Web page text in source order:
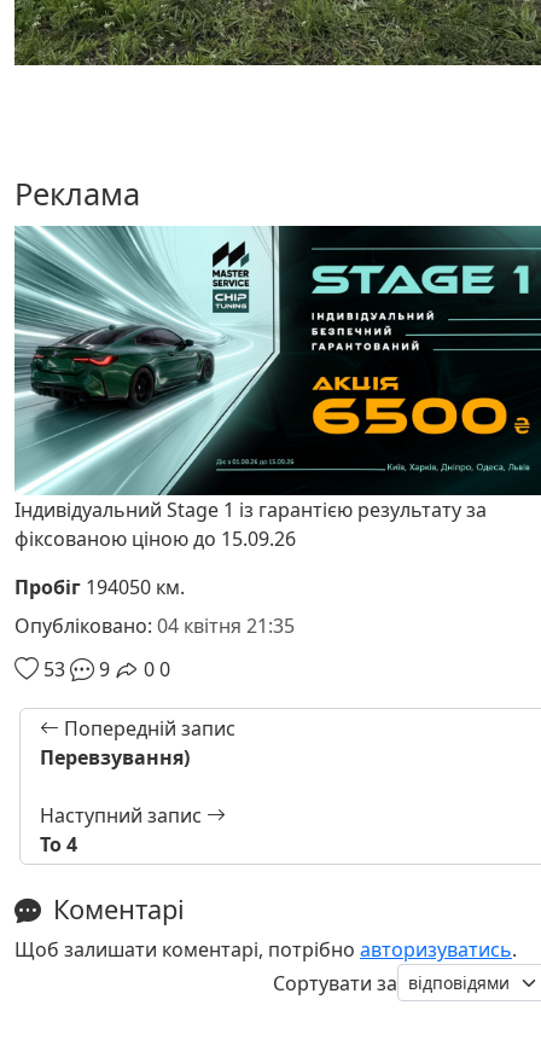
Реклама
Індивідуальний Stage 1 із гарантією результату за
фіксованою ціною до 15.09.26
Пробіг 194050 км.
Опубліковано: 04 квітня 21:35
53
9 00
Попередній запис
Перевзування)
Наступний запис
То 4
Коментарі
Щоб залишати коментарі, потрібно авторизуватись.
Сортувати за